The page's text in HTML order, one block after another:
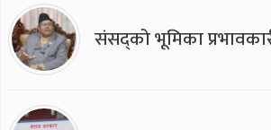
संसद्को भूमिका